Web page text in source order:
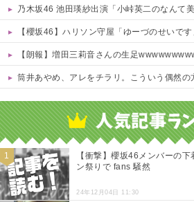
乃木坂46 池田瑛紗出演「小峠英二のなんて美だ！」テーマ：徳川
【櫻坂46】ハリソン守屋「ゆーづのせいです
【朗報】増田三莉音さんの生足
筒井あやめ、アレをチラリ。こういう偶然の
【衝撃】櫻坂46メンバーの
ン祭りで fans 騒然
24年12月04日 11:30